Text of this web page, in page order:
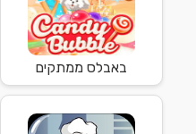
באבלס ממתקים